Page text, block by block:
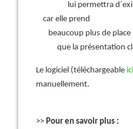
lui permettra
car elle prend
beaucoup plus de place
que la présentation
Le logiciel (téléchargeable ici
manuellement.
>> Pour en savoir plus :